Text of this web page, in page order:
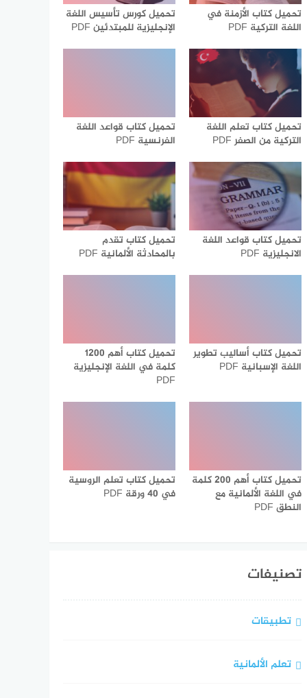
تحميل كتاب الأزمنة في
اللغة التركية PDF
تحميل كورس تأسيس اللغة
الإنجليزية للمبتدئين PDF
تحميل كتاب تعلم اللغة
التركية من الصفر PDF
تحميل كتاب قواعد اللغة
الفرنسية PDF
تحميل كتاب قواعد اللغة
الانجليزية PDF
تحميل كتاب تقدم
بالمحادثة الألمانية PDF
تحميل كتاب أساليب تطوير
اللغة الإسبانية PDF
تحميل كتاب أهم 1200
كلمة في اللغة الإنجليزية
PDF
تحميل كتاب أهم 200 كلمة
في اللغة الألمانية مع
النطق PDF
تحميل كتاب تعلم الروسية
في 40 ورقة PDF
تصنيفات
تطبيقات
تعلم الألمانية